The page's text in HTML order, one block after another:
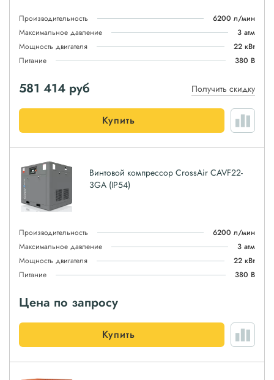
Производительность
6200 л/мин
Максимальное давление
3 атм
Мощность двигателя
22 кВт
Питание
380 В
581 414 руб Получить скидку
Купить
Винтовой компрессор CrossAir CAVF22-
3GA (IP54)
Производительность
6200 л/мин
Максимальное давление
3 атм
Мощность двигателя
22 кВт
Питание
380 В
Цена по запросу
Купить